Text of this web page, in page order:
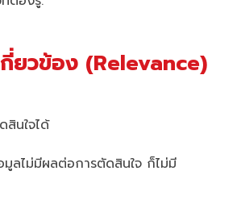
กี่ยวข้อง (Relevance)
สินใจได้
ลไม่มีผลต่อการตัดสินใจ ก็ไม่มี